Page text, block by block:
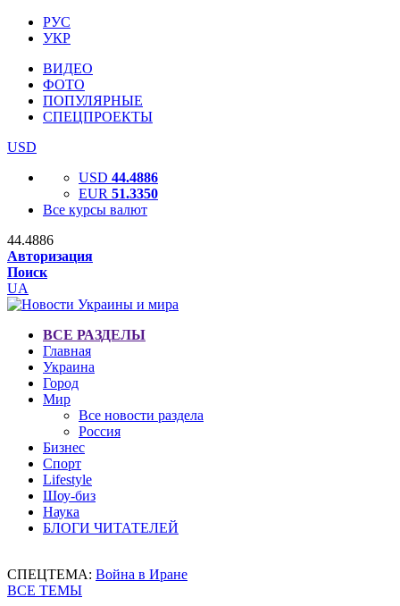
РУС
УКР
ВИДЕО
ФОТО
ПОПУЛЯРНЫЕ
СПЕЦПРОЕКТЫ
USD
USD 44.4886
EUR 51.3350
Все курсы валют
44.4886
Авторизация
Поиск
UA
ВСЕ РАЗДЕЛЫ
Главная
Украина
Город
Мир
Все новости раздела
Россия
Бизнес
Спорт
Lifestyle
Шоу-биз
Наука
БЛОГИ ЧИТАТЕЛЕЙ
СПЕЦТЕМА: Война в Иране
ВСЕ ТЕМЫ